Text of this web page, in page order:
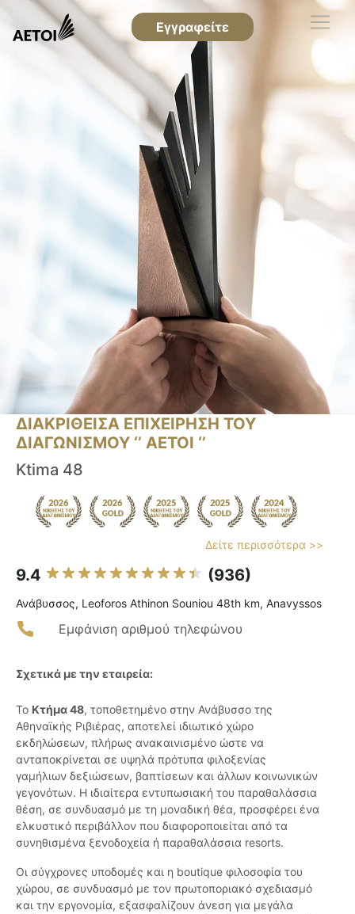
Εγγραφείτε
ΔΙΑΚΡΙΘΕΙΣΑ ΕΠΙΧΕΙΡΗΣΗ ΤΟΥ
ΔΙΑΓΩΝΙΣΜΟΥ ‘’ ΑΕΤΟΙ ‘’
Ktima 48
Δείτε περισσότερα >>
9.4 (936)
Ανάβυσσος, Leoforos Athinon Souniou 48th km, Anavyssos
Εμφάνιση αριθμού τηλεφώνου
Σχετικά με την εταιρεία:
Το Κτήμα 48, τοποθετημένο στην Ανάβυσσο της
Αθηναϊκής Ριβιέρας, αποτελεί ιδιωτικό χώρο
εκδηλώσεων, πλήρως ανακαινισμένο ώστε να
ανταποκρίνεται σε υψηλά πρότυπα φιλοξενίας
γαμήλιων δεξιώσεων, βαπτίσεων και άλλων κοινωνικών
γεγονότων. Η ιδιαίτερα εντυπωσιακή του παραθαλάσσια
θέση, σε συνδυασμό με τη μοναδική θέα, προσφέρει ένα
ελκυστικό περιβάλλον που διαφοροποιείται από τα
συνηθισμένα ξενοδοχεία ή παραθαλάσσια resorts.
Οι σύγχρονες υποδομές και η boutique φιλοσοφία του
χώρου, σε συνδυασμό με τον πρωτοποριακό σχεδιασμό
και την εργονομία, εξασφαλίζουν άνεση για μεγάλα